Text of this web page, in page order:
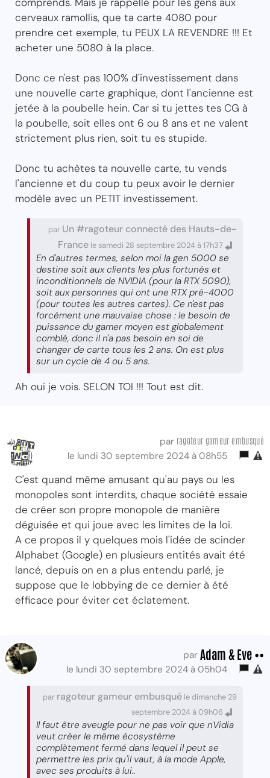
cerveaux ramollis, que ta carte 4080 pour
prendre cet exemple, tu PEUX LA REVENDRE !!! Et
acheter une 5080 à la place.
Donc ce n'est pas 100% d'investissement dans
une nouvelle carte graphique, dont l'ancienne est
jetée à la poubelle hein. Car si tu jettes tes CG à
la poubelle, soit elles ont 6 ou 8 ans et ne valent
strictement plus rien, soit tu es stupide.
Donc tu achètes ta nouvelle carte, tu vends
l'ancienne et du coup tu peux avoir le dernier
modèle avec un PETIT investissement.
par Un #ragoteur connecté des Hauts-de-
France le samedi 28 septembre 2024 à 17h37
En d'autres termes, selon moi la gen 5000 se
destine soit aux clients les plus fortunés et
inconditionnels de NVIDIA (pour la RTX 5090),
soit aux personnes qui ont une RTX pré-4000
(pour toutes les autres cartes). Ce n'est pas
forcément une mauvaise chose : le besoin de
puissance du gamer moyen est globalement
comblé, donc il n'a pas besoin en soi de
changer de carte tous les 2 ans. On est plus
sur un cycle de 4 ou 5 ans.
Ah oui je vois. SELON TOI !!! Tout est dit.
par ragoteur gameur embusqué
le lundi 30 septembre 2024 à 08h55
C'est quand même amusant qu'au pays ou les
monopoles sont interdits, chaque société essaie
de créer son propre monopole de manière
déguisée et qui joue avec les limites de la loi.
A ce propos il y quelques mois l'idée de scinder
Alphabet (Google) en plusieurs entités avait été
lancé, depuis on en a plus entendu parlé, je
suppose que le lobbying de ce dernier à été
efficace pour éviter cet éclatement.
par Adam & Eve ••
le lundi 30 septembre 2024 à 05h04
par ragoteur gameur embusqué le dimanche 29
septembre 2024 à 09h06
Il faut être aveugle pour ne pas voir que nVidia
veut créer le même écosystème
complètement fermé dans lequel il peut se
permettre les prix qu'il vaut, à la mode Apple,
avec ses produits à lui..